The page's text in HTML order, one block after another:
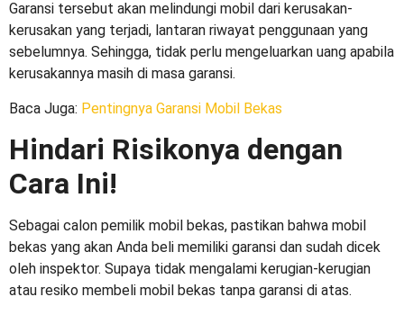
Garansi tersebut akan melindungi mobil dari kerusakan-
kerusakan yang terjadi, lantaran riwayat penggunaan yang
sebelumnya. Sehingga, tidak perlu mengeluarkan uang apabila
kerusakannya masih di masa garansi.
Baca Juga: Pentingnya Garansi Mobil Bekas
Hindari Risikonya dengan
Cara Ini!
Sebagai calon pemilik mobil bekas, pastikan bahwa mobil
bekas yang akan Anda beli memiliki garansi dan sudah dicek
oleh inspektor. Supaya tidak mengalami kerugian-kerugian
atau resiko membeli mobil bekas tanpa garansi di atas.